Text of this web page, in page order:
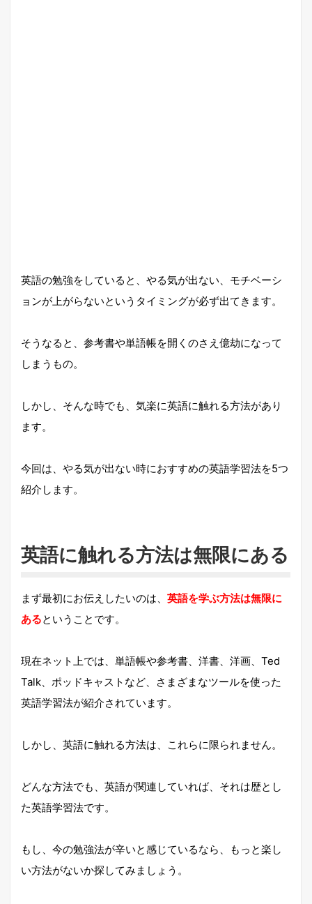
英語の勉強をしていると、やる気が出ない、モチベーシ
ョンが上がらないというタイミングが必ず出てきます。
そうなると、参考書や単語帳を開くのさえ億劫になって
しまうもの。
しかし、そんな時でも、気楽に英語に触れる方法があり
ます。
今回は、やる気が出ない時におすすめの英語学習法を5つ
紹介します。
英語に触れる方法は無限にある
まず最初にお伝えしたいのは、 英語を学ぶ方法は無限に
あるということです。
現在ネット上では、単語帳や参考書、洋書、洋画、Ted
Talk、ポッドキャストなど、さまざまなツールを使った
英語学習法が紹介されています。
しかし、英語に触れる方法は、これらに限られません。
どんな方法でも、英語が関連していれば、それは歴とし
た英語学習法です。
もし、今の勉強法が辛いと感じているなら、もっと楽し
い方法がないか探してみましょう。